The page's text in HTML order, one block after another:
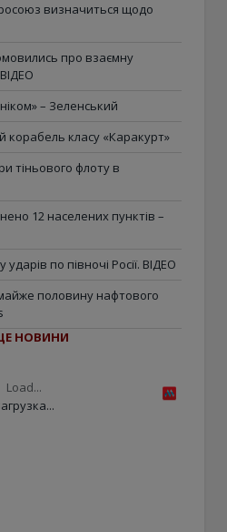
визначиться щодо
про взаємну
– Зеленський
корабель класу «Каракурт»
тіньового флоту в
12 населених пунктів –
ударів по півночі Росії. ВІДЕО
половину нафтового
НОВИНИ
Load...